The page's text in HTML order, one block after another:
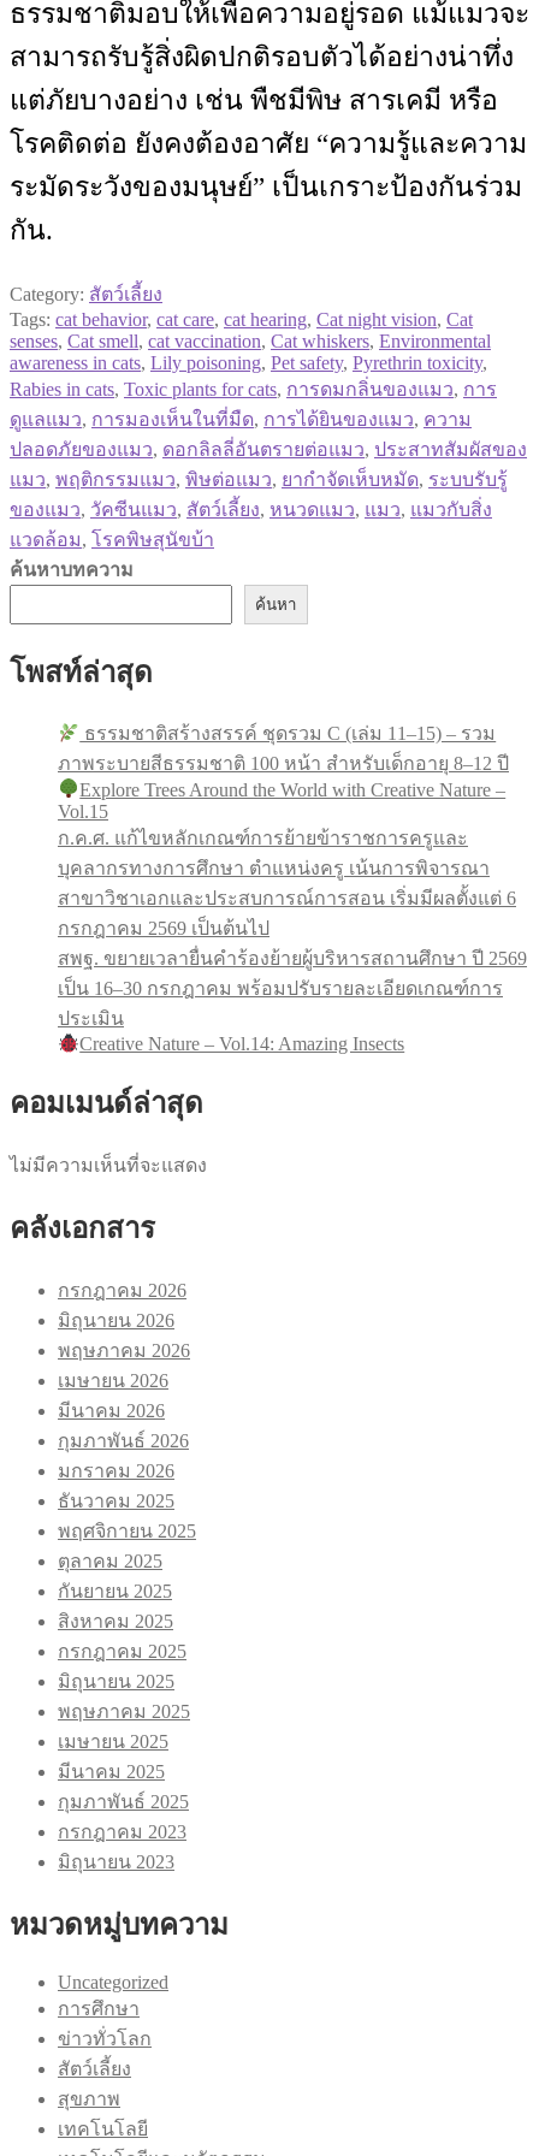
ธรรมชาติมอบให้เพื่อความอยู่รอด แม้แมวจะ
สามารถรับรู้สิ่งผิดปกติรอบตัวได้อย่างน่าทึ่ง
แต่ภัยบางอย่าง เช่น พืชมีพิษ สารเคมี หรือ
โรคติดต่อ ยังคงต้องอาศัย “ความรู้และความ
ระมัดระวังของมนุษย์” เป็นเกราะป้องกันร่วม
กัน.
Category: สัตว์เลี้ยง
Tags: cat behavior, cat care, cat hearing, Cat night vision, Cat
senses, Cat smell, cat vaccination, Cat whiskers, Environmental
awareness in cats, Lily poisoning, Pet safety, Pyrethrin toxicity,
Rabies in cats, Toxic plants for cats, การดมกลิ่นของแมว, การ
ดูแลแมว, การมองเห็นในที่มืด, การได้ยินของแมว, ความ
ปลอดภัยของแมว, ดอกลิลลี่อันตรายต่อแมว, ประสาทสัมผัสของ
แมว, พฤติกรรมแมว, พิษต่อแมว, ยากำจัดเห็บหมัด, ระบบรับรู้
ของแมว, วัคซีนแมว, สัตว์เลี้ยง, หนวดแมว, แมว, แมวกับสิ่ง
แวดล้อม, โรคพิษสุนัขบ้า
ค้นหาบทความ
ค้นหา
โพสท์ล่าสุด
ธรรมชาติสร้างสรรค์ ชุดรวม C (เล่ม 11–15) – รวม
ภาพระบายสีธรรมชาติ 100 หน้า สำหรับเด็กอายุ 8–12 ปี
Explore Trees Around the World with Creative Nature –
Vol.15
ก.ค.ศ. แก้ไขหลักเกณฑ์การย้ายข้าราชการครูและ
บุคลากรทางการศึกษา ตำแหน่งครู เน้นการพิจารณา
สาขาวิชาเอกและประสบการณ์การสอน เริ่มมีผลตั้งแต่ 6
กรกฎาคม 2569 เป็นต้นไป
สพฐ. ขยายเวลายื่นคำร้องย้ายผู้บริหารสถานศึกษา ปี 2569
เป็น 16–30 กรกฎาคม พร้อมปรับรายละเอียดเกณฑ์การ
ประเมิน
Creative Nature – Vol.14: Amazing Insects
คอมเมนด์ล่าสุด
ไม่มีความเห็นที่จะแสดง
คลังเอกสาร
กรกฎาคม 2026
มิถุนายน 2026
พฤษภาคม 2026
เมษายน 2026
มีนาคม 2026
กุมภาพันธ์ 2026
มกราคม 2026
ธันวาคม 2025
พฤศจิกายน 2025
ตุลาคม 2025
กันยายน 2025
สิงหาคม 2025
กรกฎาคม 2025
มิถุนายน 2025
พฤษภาคม 2025
เมษายน 2025
มีนาคม 2025
กุมภาพันธ์ 2025
กรกฎาคม 2023
มิถุนายน 2023
หมวดหมู่บทความ
Uncategorized
การศึกษา
ข่าวทั่วโลก
สัตว์เลี้ยง
สุขภาพ
เทคโนโลยี